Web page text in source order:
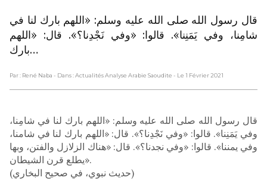
قال رسول الله صلى الله عليه وسلم: «اللهم بارك لنا في
شامِنا، وفي يَمَنِنا». قالوا: «وفي نَجْدِنا؟». قال: «اللهم
بارك…
Par : René Naba - Dans : Actualités Analyse Arabie Saoudite - Le 1 Février 2021
قال رسول الله صلى الله عليه وسلم: «اللهم بارك لنا في شامِنا،
وفي يَمَنِنا». قالوا: «وفي نَجْدِنا؟». قال: «اللهم بارك لنا في شامنا،
وفي يمننا». قالوا: «وفي نجدنا؟». قال: «هناك الزلازل والفتن، وبها
يطلع قرن الشيطان».
(حديث نبوي، في صحيح البخاري)